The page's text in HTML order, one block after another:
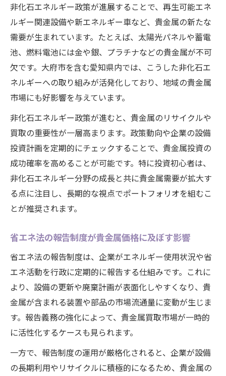
非化石エネルギー政策が進展することで、再生可能エネ
ルギー関連設備や新エネルギー車など、貴金属の新たな
需要が生まれています。たとえば、太陽光パネルや蓄電
池、燃料電池には金や銀、プラチナなどの貴金属が不可
欠です。大府市を含む愛知県内では、こうした非化石エ
ネルギーへの取り組みが活発化しており、地域の貴金属
市場にも好影響を与えています。
非化石エネルギー政策が進むと、貴金属のリサイクルや
買取の重要性が一層高まります。政策動向や企業の設備
投資計画を定期的にチェックすることで、貴金属投資の
成功確率を高めることが可能です。特に投資初心者は、
非化石エネルギー分野の成長と共に貴金属需要が拡大す
る点に注目し、長期的な視点でポートフォリオを組むこ
とが推奨されます。
省エネ法の報告制度が貴金属価格に及ぼす影響
省エネ法の報告制度は、企業がエネルギー使用状況や省
エネ活動を行政に定期的に報告する仕組みです。これに
より、設備の更新や廃棄計画が表面化しやすくなり、貴
金属が含まれる装置や部品の市場流通量に変動が生じま
す。報告義務の強化によって、貴金属買取市場が一時的
に活性化するケースも見られます。
一方で、報告制度の運用が厳格化されると、企業が設備
の長期利用やリサイクルに積極的になるため、貴金属の